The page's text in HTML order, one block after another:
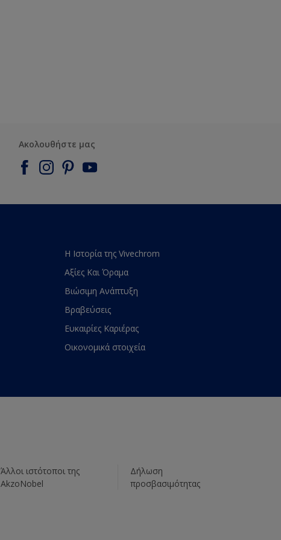
Ακολουθήστε μας
Η Ιστορία της Vivechrom
Αξίες Και Όραμα
Βιώσιμη Ανάπτυξη
Βραβεύσεις
Ευκαιρίες Καριέρας
Οικονομικά στοιχεία
Άλλοι ιστότοποι της
AkzoNobel
Δήλωση
προσβασιμότητας